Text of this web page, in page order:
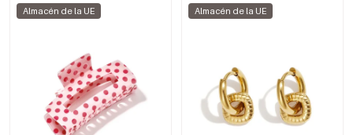
Almacén de la UE Almacén de la UE